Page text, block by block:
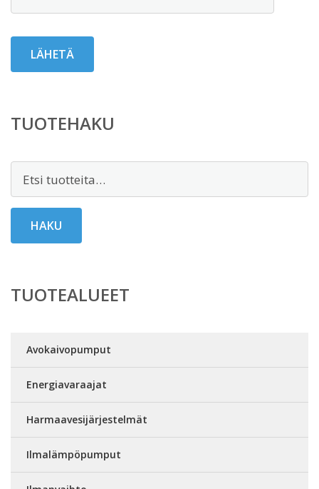
TUOTEHAKU
HAKU
TUOTEALUEET
Avokaivopumput
Energiavaraajat
Harmaavesijärjestelmät
Ilmalämpöpumput